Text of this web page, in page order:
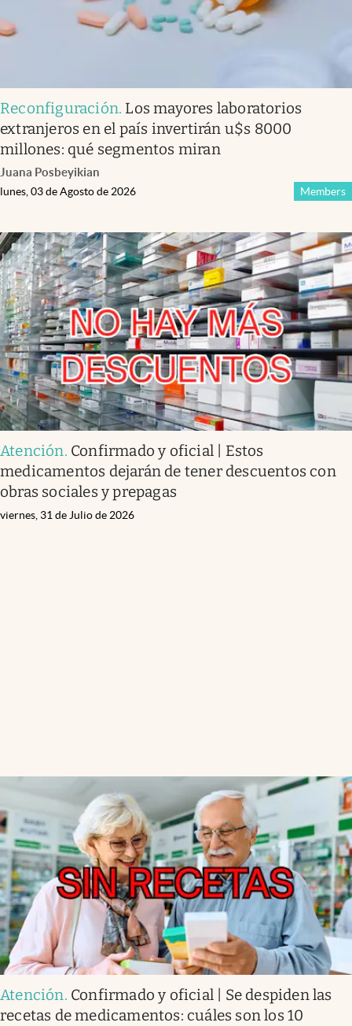
Reconfiguración. Los mayores laboratorios
extranjeros en el país invertirán u$s 8000
millones: qué segmentos miran
Juana Posbeyikian
Members
lunes, 03 de Agosto de 2026
Atención. Confirmado y oficial | Estos
medicamentos dejarán de tener descuentos con
obras sociales y prepagas
viernes, 31 de Julio de 2026
Atención. Confirmado y oficial | Se despiden las
recetas de medicamentos: cuáles son los 10